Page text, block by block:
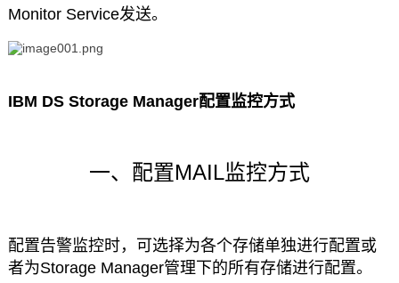
Monitor Service发送。
IBM DS Storage Manager配置监控方式
一、配置MAIL监控方式
配置告警监控时，可选择为各个存储单独进行配置或
者为Storage Manager管理下的所有存储进行配置。